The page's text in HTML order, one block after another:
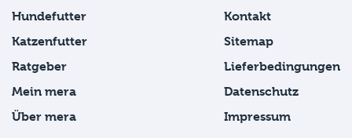
Hundefutter
Katzenfutter
Ratgeber
Mein mera
Über mera
Kontakt
Sitemap
Lieferbedingungen
Datenschutz
Impressum